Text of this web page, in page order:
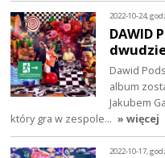
2022-10-24,
DAWID
Dawid
album
Jakubem
który gra w zespole… » więcej
2022-10-17,